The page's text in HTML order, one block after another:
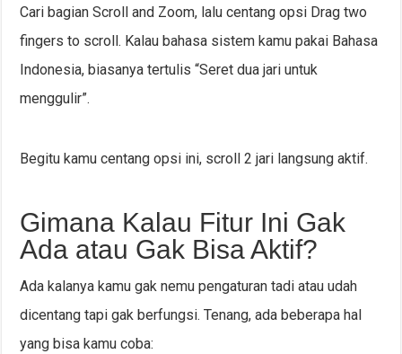
Cari bagian Scroll and Zoom, lalu centang opsi Drag two
fingers to scroll. Kalau bahasa sistem kamu pakai Bahasa
Indonesia, biasanya tertulis “Seret dua jari untuk
menggulir”.
Begitu kamu centang opsi ini, scroll 2 jari langsung aktif.
Gimana Kalau Fitur Ini Gak
Ada atau Gak Bisa Aktif?
Ada kalanya kamu gak nemu pengaturan tadi atau udah
dicentang tapi gak berfungsi. Tenang, ada beberapa hal
yang bisa kamu coba: